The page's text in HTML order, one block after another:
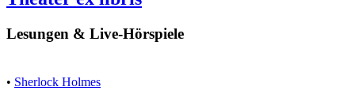
Lesungen & Live-Hörspiele
• Sherlock Holmes